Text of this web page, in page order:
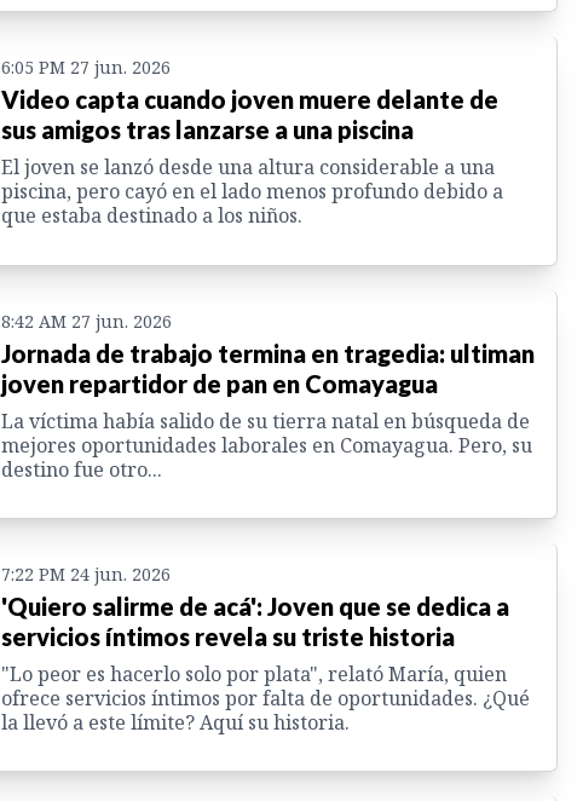
6:05 PM 27 jun. 2026
Video capta cuando joven muere delante de
sus amigos tras lanzarse a una piscina
El joven se lanzó desde una altura considerable a una
piscina, pero cayó en el lado menos profundo debido a
que estaba destinado a los niños.
8:42 AM 27 jun. 2026
Jornada de trabajo termina en tragedia: ultiman
joven repartidor de pan en Comayagua
La víctima había salido de su tierra natal en búsqueda de
mejores oportunidades laborales en Comayagua. Pero, su
destino fue otro...
7:22 PM 24 jun. 2026
'Quiero salirme de acá': Joven que se dedica a
servicios íntimos revela su triste historia
"Lo peor es hacerlo solo por plata", relató María, quien
ofrece servicios íntimos por falta de oportunidades. ¿Qué
la llevó a este límite? Aquí su historia.